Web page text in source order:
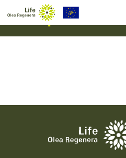
Suscripción #16015